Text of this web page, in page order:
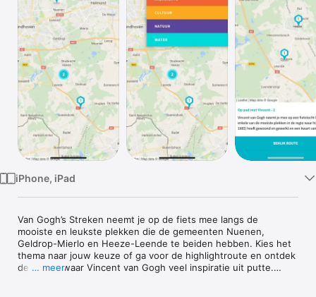
TV
iPhone, iPad
Van Gogh’s Streken neemt je op de fiets mee langs de
mooiste en leukste plekken die de gemeenten Nuenen,
Geldrop-Mierlo en Heeze-Leende te beiden hebben. Kies het
thema naar jouw keuze of ga voor de highlightroute en ontdek
de streek waar Vincent van Gogh veel inspiratie uit putte.
… meer